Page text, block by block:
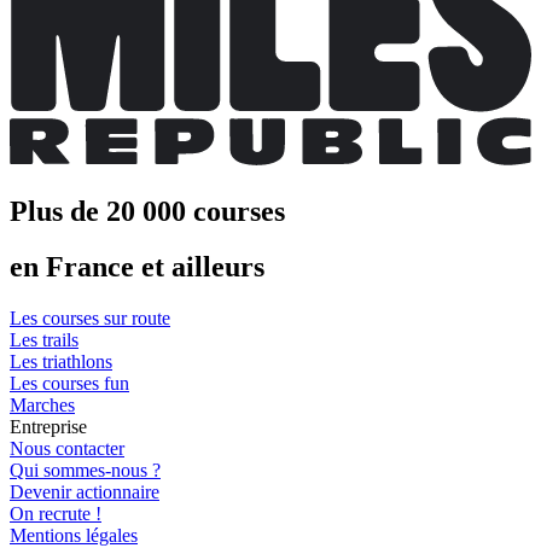
Plus de 20 000 courses
en France et ailleurs
Les courses sur route
Les trails
Les triathlons
Les courses fun
Marches
Entreprise
Nous contacter
Qui sommes-nous ?
Devenir actionnaire
On recrute !
Mentions légales